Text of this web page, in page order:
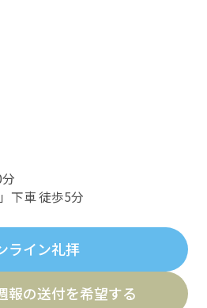
下車 徒歩5分
ライン礼拝
報の送付を希望する